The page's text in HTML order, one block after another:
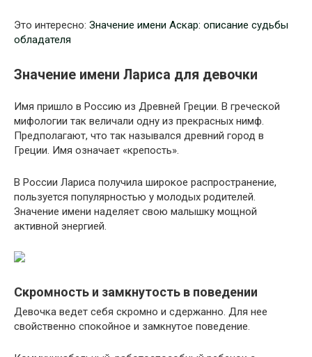
Это интересно: Значение имени Аскар: описание судьбы
обладателя
Значение имени Лариса для девочки
Имя пришло в Россию из Древней Греции. В греческой
мифологии так величали одну из прекрасных нимф.
Предполагают, что так назывался древний город в
Греции. Имя означает «крепость».
В России Лариса получила широкое распространение,
пользуется популярностью у молодых родителей.
Значение имени наделяет свою малышку мощной
активной энергией.
Скромность и замкнутость в поведении
Девочка ведет себя скромно и сдержанно. Для нее
свойственно спокойное и замкнутое поведение.